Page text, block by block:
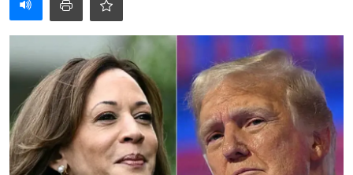
শর্তাবলী
জাতীয়
রাজনীতি
অর্থনীতি